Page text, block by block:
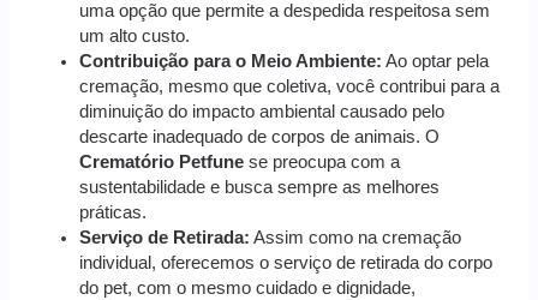
uma opção que permite a despedida respeitosa sem
um alto custo.
Contribuição para o Meio Ambiente: Ao optar pela
cremação, mesmo que coletiva, você contribui para a
diminuição do impacto ambiental causado pelo
descarte inadequado de corpos de animais. O
Crematório Petfune se preocupa com a
sustentabilidade e busca sempre as melhores
práticas.
Serviço de Retirada: Assim como na cremação
individual, oferecemos o serviço de retirada do corpo
do pet, com o mesmo cuidado e dignidade,